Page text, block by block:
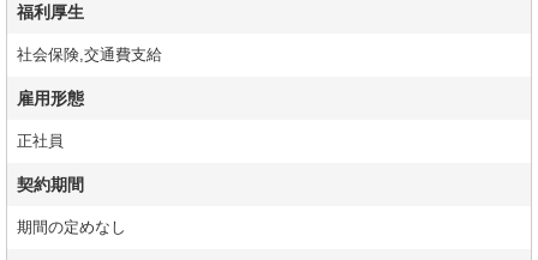
福利厚生
社会保険,交通費支給
雇用形態
正社員
契約期間
期間の定めなし